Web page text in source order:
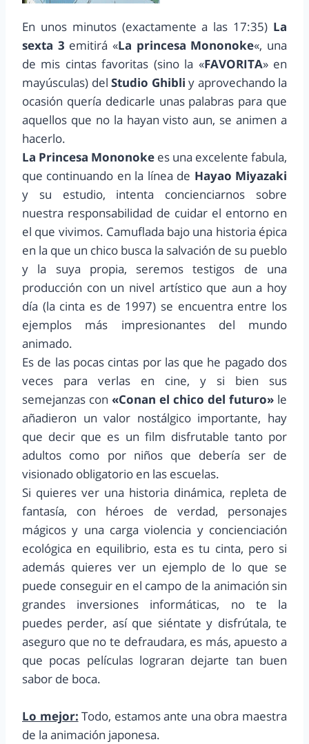
En unos minutos (exactamente a las 17:35) La
sexta 3 emitirá «La princesa Mononoke«, una
de mis cintas favoritas (sino la «FAVORITA» en
mayúsculas) del Studio Ghibli y aprovechando la
ocasión quería dedicarle unas palabras para que
aquellos que no la hayan visto aun, se animen a
hacerlo.
La Princesa Mononoke es una excelente fabula,
que continuando en la línea de Hayao Miyazaki
y su estudio, intenta concienciarnos sobre
nuestra responsabilidad de cuidar el entorno en
el que vivimos. Camuflada bajo una historia épica
en la que un chico busca la salvación de su pueblo
y la suya propia, seremos testigos de una
producción con un nivel artístico que aun a hoy
día (la cinta es de 1997) se encuentra entre los
ejemplos más impresionantes del mundo
animado.
Es de las pocas cintas por las que he pagado dos
veces para verlas en cine, y si bien sus
semejanzas con «Conan el chico del futuro» le
añadieron un valor nostálgico importante, hay
que decir que es un film disfrutable tanto por
adultos como por niños que debería ser de
visionado obligatorio en las escuelas.
Si quieres ver una historia dinámica, repleta de
fantasía, con héroes de verdad, personajes
mágicos y una carga violencia y concienciación
ecológica en equilibrio, esta es tu cinta, pero si
además quieres ver un ejemplo de lo que se
puede conseguir en el campo de la animación sin
grandes inversiones informáticas, no te la
puedes perder, así que siéntate y disfrútala, te
aseguro que no te defraudara, es más, apuesto a
que pocas películas lograran dejarte tan buen
sabor de boca.
Lo mejor: Todo, estamos ante una obra maestra
de la animación japonesa.